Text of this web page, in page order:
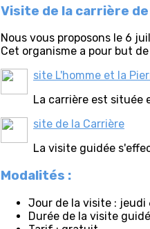
Visite de la carrière
Nous vous proposons le 6
Cet organisme a pour but
site L'homme et la
La carrière est située
site de la Carrière
La visite guidée
Modalités :
Jour de la visite :
Durée de la visite